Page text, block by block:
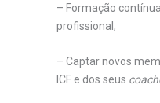
– Formação
profissional;
– Captar novos
ICF e dos seus